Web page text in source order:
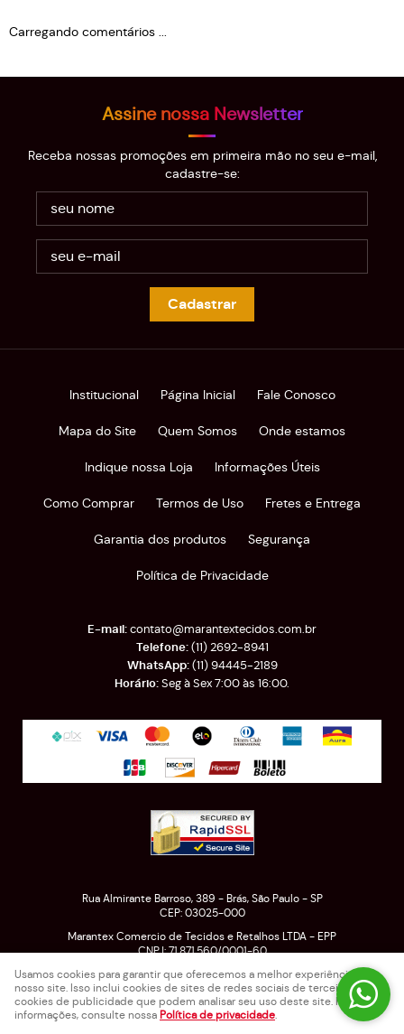
Carregando comentários ...
Assine nossa Newsletter
Receba nossas promoções em primeira mão no seu e-mail,
cadastre-se:
Cadastrar
Institucional Página Inicial Fale Conosco
Mapa do Site Quem Somos Onde estamos
Indique nossa Loja Informações Úteis
Como Comprar Termos de Uso Fretes e Entrega
Garantia dos produtos Segurança
Política de Privacidade
(11)2692-8941
(11)94445-2189
Seg à Sex 7:00 às 16:00.
contato@marantextecidos.com.br
Rua Almirante Barroso, 389 - Brás, São Paulo- SP
CEP: 03025-000
Marantex Comercio de Tecidos e Retalhos LTDA - EPP
CNPJ: 71.871.560/0001-60
LOJA VIRTUAL CRIADA POR
Usamos cookies para garantir que oferecemos a melhor experiência em
nosso site. Isso inclui cookies de sites de redes sociais de terceiros e
cookies de publicidade que podem analisar seu uso deste site. Para mais
informações, consulte nossa Política de privacidade.